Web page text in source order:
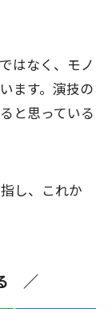
はなく、モノ
ます。演技の
と思っている
し、これか